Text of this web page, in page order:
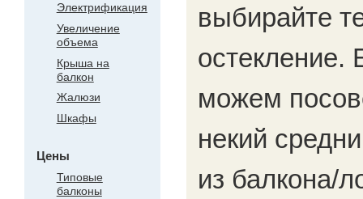
Электрификация
Увеличение
объема
Крыша на
балкон
Жалюзи
Шкафы
Цены
Типовые
балконы
выбирайте
остекление.
можем
некий
из балкона/